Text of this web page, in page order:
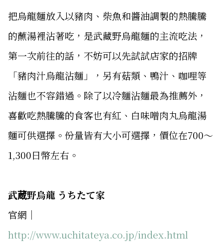
把烏龍麵放入以豬肉、柴魚和醬油調製的熱騰騰
的蘸湯裡沾著吃，是武藏野烏龍麵的主流吃法，
第一次前往的話，不妨可以先試試店家的招牌
「豬肉汁烏龍沾麵」，另有菇類、鴨汁、咖哩等
沾麵也不容錯過。除了以冷麵沾麵最為推薦外，
喜歡吃熱騰騰的食客也有紅、白味噌肉丸烏龍湯
麵可供選擇。份量皆有大小可選擇，價位在700～
1,300日幣左右。
武蔵野烏龍 うちたて家
官網｜
http://www.uchitateya.co.jp/index.html